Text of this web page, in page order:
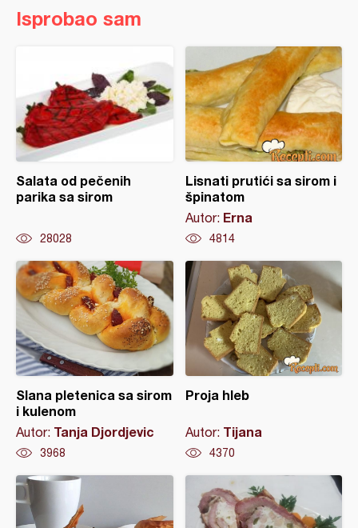
Isprobao sam
Salata od pečenih
parika sa sirom
28028
Lisnati prutići sa sirom i
špinatom
Autor: Erna
4814
Slana pletenica sa sirom
i kulenom
Autor: Tanja Djordjevic
3968
Proja hleb
Autor: Tijana
4370